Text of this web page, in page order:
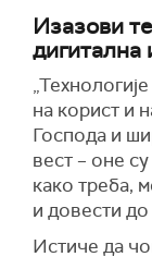
Изазови
дигитална
на корист и
Господа и
вест – оне
како треба,
и довести
Истиче да